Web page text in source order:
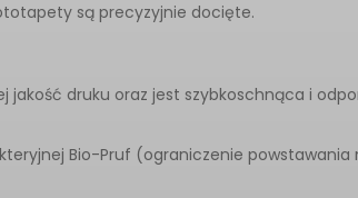
są precyzyjnie docięte.
jakość druku oraz jest szybkoschnąca i
Bio-Pruf (ograniczenie